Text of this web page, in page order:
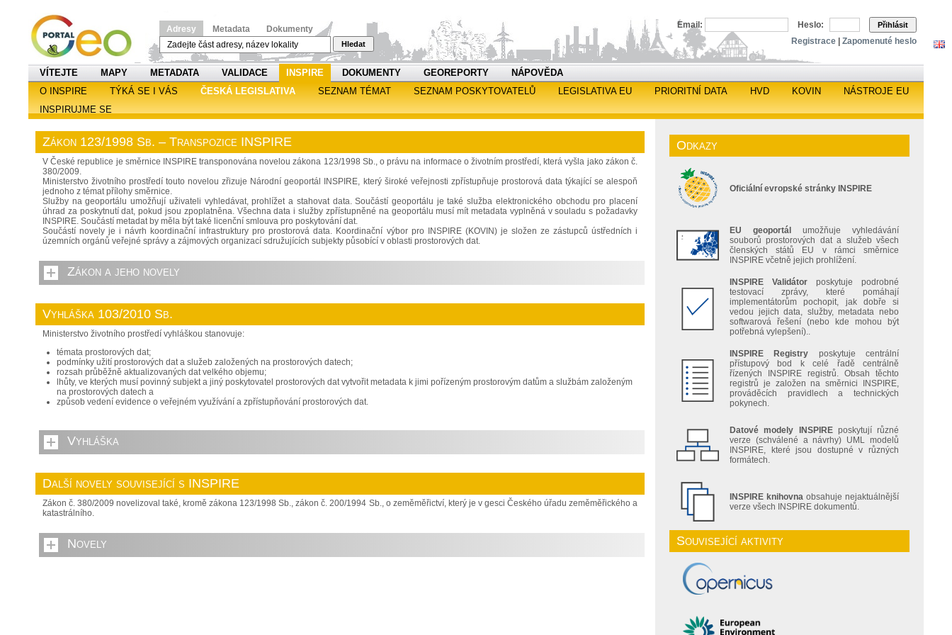
Adresy Metadata Dokumenty
Hledat
Email: Heslo: Přihlásit
Registrace Zapomenuté heslo
VÍTEJTE MAPY METADATA VALIDACE INSPIRE DOKUMENTY GEOREPORTY
NÁPOVĚDA
O INSPIRE
TÝKÁ SE I VÁS ČESKÁ LEGISLATIVA SEZNAM TÉMAT SEZNAM POSKYTOVATELŮ LEGISLATIVA EU PRIORITNÍ DATA HVD KOVIN
NÁSTROJE EU
INSPIRUJME SE
Zákon 123/1998 Sb. – Transpozice INSPIRE
V České republice je směrnice INSPIRE transponována novelou zákona 123/1998 Sb., o právu na informace o životním prostředí, která vyšla jako zákon č.
380/2009.
Ministerstvo životního prostředí touto novelou zřizuje Národní geoportál INSPIRE, který široké veřejnosti zpřístupňuje prostorová data týkající se alespoň
jednoho z témat přílohy směrnice.
Služby na geoportálu umožňují uživateli vyhledávat, prohlížet a stahovat data. Součástí geoportálu je také služba elektronického obchodu pro placení
úhrad za poskytnutí dat, pokud jsou zpoplatněna. Všechna data i služby zpřístupněné na geoportálu musí mít metadata vyplněná v souladu s požadavky
INSPIRE. Součástí metadat by měla být také licenční smlouva pro poskytování dat.
Součástí novely je i návrh koordinační infrastruktury pro prostorová data. Koordinační výbor pro INSPIRE (KOVIN) je složen ze zástupců ústředních i
územních orgánů veřejné správy a zájmových organizací sdružujících subjekty působící v oblasti prostorových dat.
Zákon a jeho novely
Vyhláška 103/2010 Sb.
Ministerstvo životního prostředí vyhláškou stanovuje:
témata prostorových dat;
podmínky užití prostorových dat a služeb založených na prostorových datech;
rozsah průběžně aktualizovaných dat velkého objemu;
lhůty, ve kterých musí povinný subjekt a jiný poskytovatel prostorových dat vytvořit metadata k jimi pořízeným prostorovým datům a službám založeným
na prostorových datech a
způsob vedení evidence o veřejném využívání a zpřístupňování prostorových dat.
Vyhláška
Další novely související s INSPIRE
Zákon č. 380/2009 novelizoval také, kromě zákona 123/1998 Sb., zákon č. 200/1994 Sb., o zeměměřictví, který je v gesci Českého úřadu zeměměřického a
katastrálního.
Novely
Odkazy
Oficiální evropské stránky INSPIRE
EU geoportál
umožňuje vyhledávání
souborů prostorových dat a služeb všech
členských států EU v rámci směrnice
INSPIRE včetně jejich prohlížení.
INSPIRE Validátor poskytuje podrobné
testovací zprávy, které pomáhají
implementátorům pochopit, jak dobře si
vedou jejich data, služby, metadata nebo
softwarová řešení (nebo kde mohou být
potřebná vylepšení)..
INSPIRE Registry poskytuje centrální
přístupový bod k celé řadě centrálně
řízených INSPIRE registrů. Obsah těchto
registrů je založen na směrnici INSPIRE,
prováděcích pravidlech a technických
pokynech.
Datové modely INSPIRE poskytují různé
verze (schválené a návrhy) UML modelů
INSPIRE, které jsou dostupné v různých
formátech.
INSPIRE knihovna obsahuje nejaktuálnější
verze všech INSPIRE dokumentů.
Související aktivity